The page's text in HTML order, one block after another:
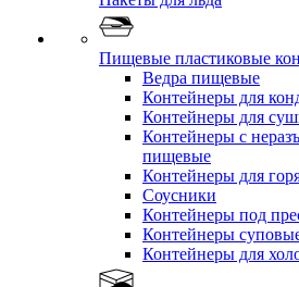
Пищевые пластиковые
Ведра пищевые
Контейнеры для
Контейнеры для
Контейнеры с
пищевые
Контейнеры для
Соусники
Контейнеры под
Контейнеры
Контейнеры для